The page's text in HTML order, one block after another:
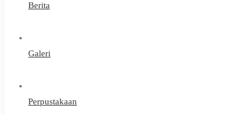
Berita
Galeri
Perpustakaan